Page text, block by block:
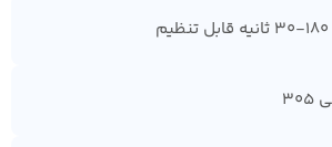
۳۰-۱۸۰ ثانیه قابل تنظیم